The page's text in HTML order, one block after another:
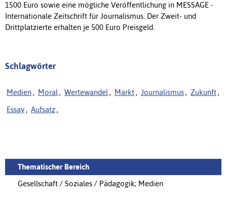
1500 Euro sowie eine mögliche Veröffentlichung in MESSAGE -
Internationale Zeitschrift für Journalismus. Der Zweit- und
Drittplatzierte erhalten je 500 Euro Preisgeld.
Schlagwörter
Medien , Moral , Wertewandel , Markt , Journalismus , Zukunft ,
Essay , Aufsatz ,
Thematischer Bereich
Gesellschaft / Soziales / Pädagogik; Medien